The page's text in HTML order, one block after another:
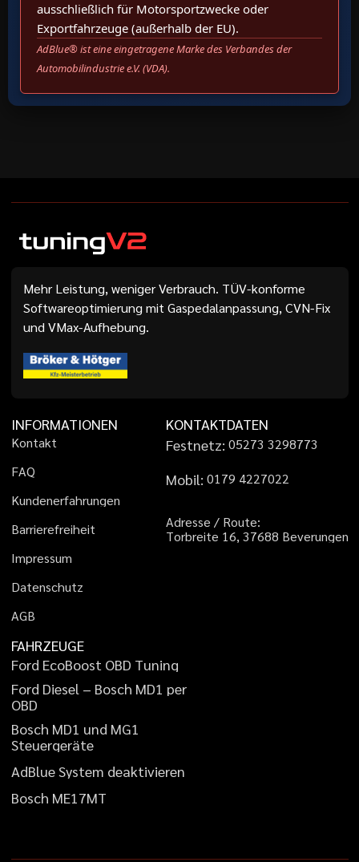
ausschließlich für Motorsportzwecke oder
Exportfahrzeuge (außerhalb der EU).
AdBlue® ist eine eingetragene Marke des Verbandes der
Automobilindustrie e.V. (VDA).
Mehr Leistung, weniger Verbrauch. TÜV-konforme
Softwareoptimierung mit Gaspedalanpassung, CVN-Fix
und VMax-Aufhebung.
INFORMATIONEN
Kontakt
FAQ
Kundenerfahrungen
Barrierefreiheit
Impressum
Datenschutz
AGB
KONTAKTDATEN
Festnetz: 05273 3298773
Mobil: 01 79 4227022
Adresse / Route:
Torbreite 16, 37688 Beverungen
FAHRZEUGE
Ford EcoBoost OBD Tuning
Ford Diesel – Bosch MD1 per
OBD
Bosch MD1 und MG1
Steuergeräte
AdBlueSystem deaktivieren
Bosch ME17MT